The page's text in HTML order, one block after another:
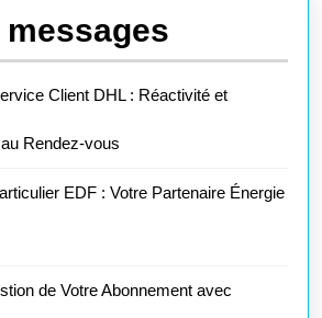
Client DHL : Réactivité et
Rendez-vous
EDF : Votre Partenaire Énergie
de Votre Abonnement avec